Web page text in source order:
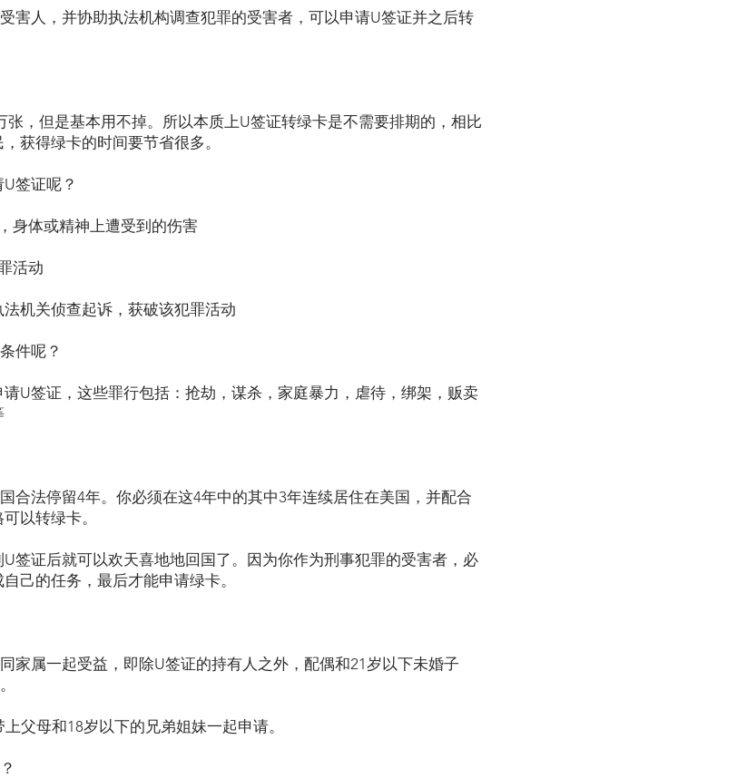
害人，并协助执法机构调查犯罪的受害者，可以申请U签证并之后转
张，但是基本用不掉。所以本质上U签证转绿卡是不需要排期的，相比
获得绿卡的时间要节省很多。
签证呢？
身体或精神上遭受到的伤害
活动
机关侦查起诉，获破该犯罪活动
件呢？
U签证，这些罪行包括：抢劫，谋杀，家庭暴力，虐待，绑架，贩卖
合法停留4年。你必须在这4年中的其中3年连续居住在美国，并配合
以转绿卡。
签证后就可以欢天喜地地回国了。因为你作为刑事犯罪的受害者，必
己的任务，最后才能申请绿卡。
家属一起受益，即除U签证的持有人之外，配偶和21岁以下未婚子
父母和18岁以下的兄弟姐妹一起申请。